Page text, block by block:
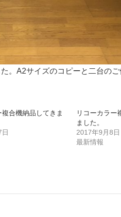
。A2サイズのコピーと二台の
複合機納品してきま
リコーカラー
ました。
2017年9月8日
最新情報